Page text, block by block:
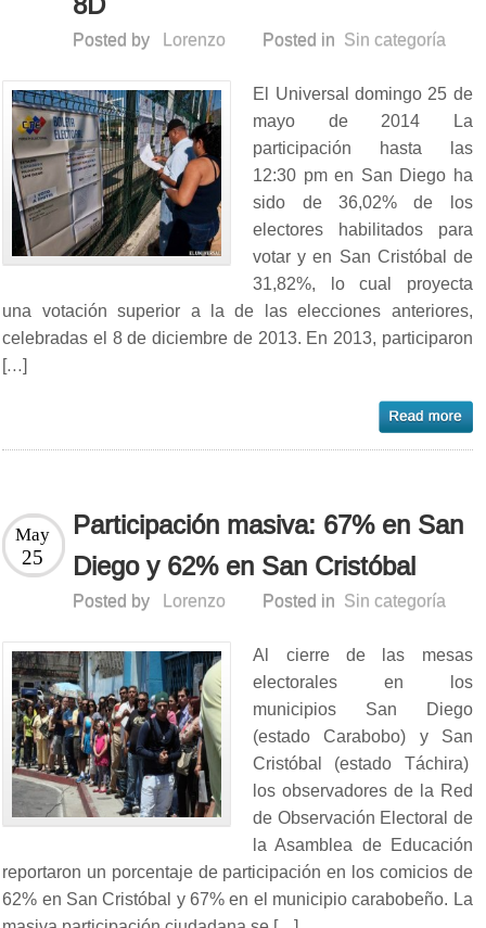
Posted by Lorenzo Posted in Sin categoría
El Universal domingo 25 de
mayo de 2014 La
participación hasta las
12:30 pm en San Diego ha
sido de 36,02% de los
electores habilitados para
votar y en San Cristóbal de
31,82%, lo cual proyecta
una votación superior a la de las elecciones anteriores,
celebradas el 8 de diciembre de 2013. En 2013, participaron
[…]
Participación masiva: 67% en San
Diego y 62% en San Cristóbal
May
25
Posted by Lorenzo Posted in Sin categoría
Al cierre de las mesas
electorales en los
municipios San Diego
(estado Carabobo) y San
Cristóbal (estado Táchira)
los observadores de la Red
de Observación Electoral de
la Asamblea de Educación
reportaron un porcentaje de participación en los comicios de
62% en San Cristóbal y 67% en el municipio carabobeño. La